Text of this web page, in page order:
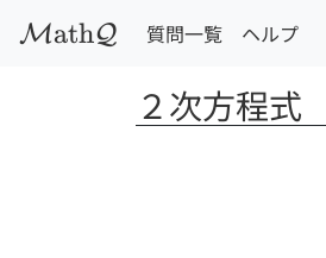
MathQ 質問一覧 ヘルプ
２次方程式